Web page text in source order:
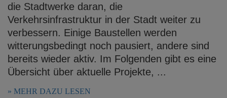
die Stadtwerke daran, die
Verkehrsinfrastruktur in der Stadt weiter zu
verbessern. Einige Baustellen werden
witterungsbedingt noch pausiert, andere sind
bereits wieder aktiv. Im Folgenden gibt es eine
Übersicht über aktuelle Projekte, ...
MEHR DAZU LESEN